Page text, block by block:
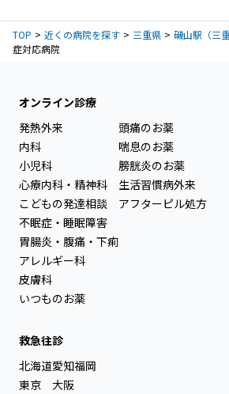
TOP 近くの病院を探す 三重県 磯山駅（三
症対応病院
オンライン診療
発熱外来
内科
小児科
心療内科・精神科
こどもの発達相談
不眠症・睡眠障害
胃腸炎・腹痛・下痢
アレルギー科
皮膚科
いつものお薬
頭痛のお薬
喘息のお薬
膀胱炎のお薬
生活習慣病外来
アフターピル処方
救急往診
北海道
東京
愛知
大阪
福岡